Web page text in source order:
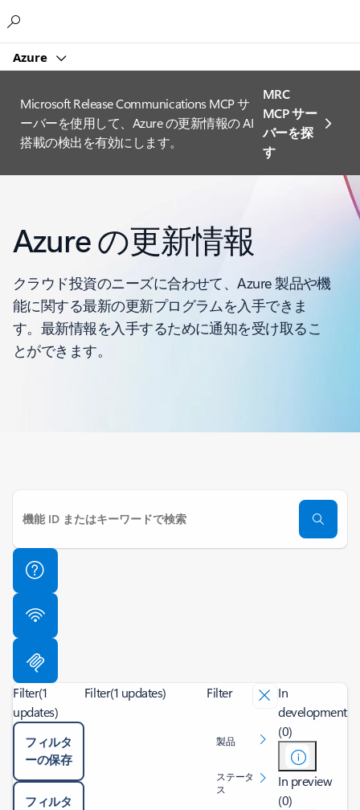
Azure
Microsoft Release Communications MCP サ
ーバーを使用して、Azure の更新情報の AI
搭載の検出を有効にします。
MRC
MCP サー
バーを探
す
Azure の更新情報
クラウド投資のニーズに合わせて、Azure 製品や機
能に関する最新の更新プログラムを入手できま
す。最新情報を入手するために通知を受け取るこ
とができます。
Filter(1
updates)
フィルタ
ーの保存
フィルタ
Filter(1 updates) Filter
製品
ステータ
ス
In
development
(0)
In preview
(0)